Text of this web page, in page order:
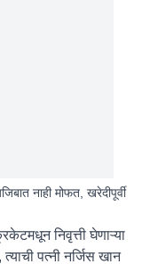
नाही मोफत, खरेदीपूर्वी
निवृत्ती घेणाऱ्या
पत्नी नर्जिस खान